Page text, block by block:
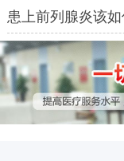
患上前列腺炎该